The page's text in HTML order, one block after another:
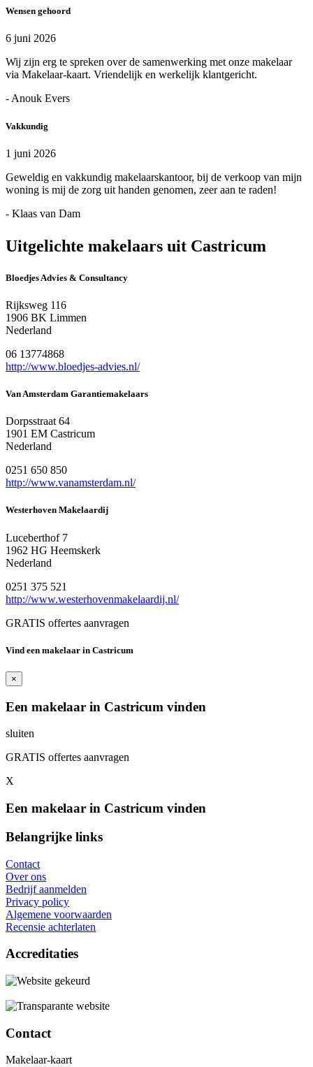
Wensen gehoord
6 juni 2026
Wij zijn erg te spreken over de samenwerking met onze makelaar
via Makelaar-kaart. Vriendelijk en werkelijk klantgericht.
- Anouk Evers
Vakkundig
1 juni 2026
Geweldig en vakkundig makelaarskantoor, bij de verkoop van mijn
woning is mij de zorg uit handen genomen, zeer aan te raden!
- Klaas van Dam
Uitgelichte makelaars uit Castricum
Bloedjes Advies & Consultancy
Rijksweg 116
1906 BK Limmen
Nederland
06 13774868
http://www.bloedjes-advies.nl/
Van Amsterdam Garantiemakelaars
Dorpsstraat 64
1901 EM Castricum
Nederland
0251 650 850
http://www.vanamsterdam.nl/
Westerhoven Makelaardij
Luceberthof 7
1962 HG Heemskerk
Nederland
0251 375 521
http://www.westerhovenmakelaardij.nl/
GRATIS offertes aanvragen
Vind een makelaar in Castricum
×
Een makelaar in Castricum vinden
sluiten
GRATIS offertes aanvragen
X
Een makelaar in Castricum vinden
Belangrijke links
Contact
Over ons
Bedrijf aanmelden
Privacy policy
Algemene voorwaarden
Recensie achterlaten
Accreditaties
Contact
Makelaar-kaart